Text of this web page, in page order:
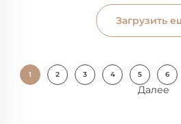
Загрузить
1 2 3 4 5 6
Далее